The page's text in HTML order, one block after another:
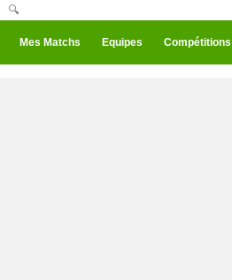
🔍
Mes Matchs Equipes Compétitions